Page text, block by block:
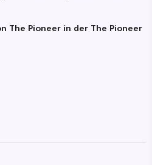
The Pioneer in der The Pioneer